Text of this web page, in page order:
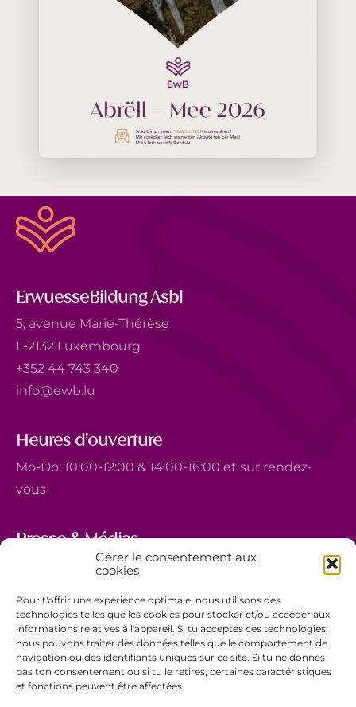
Gérer le consentement aux
cookies
Pour t'offrir une expérience optimale, nous utilisons des
technologies telles que les cookies pour stocker et/ou accéder aux
informations relatives à l'appareil. Si tu acceptes ces technologies,
nous pouvons traiter des données telles que le comportement de
navigation ou des identifiants uniques sur ce site. Si tu ne donnes
pas ton consentement ou si tu le retires, certaines caractéristiques
et fonctions peuvent être affectées.
ErwuesseBildung Asbl
5, avenue Marie-Thérèse
L-2132 Luxembourg
+352 44 743 340
info@ewb.lu
Heures d'ouverture
Mo-Do: 10:00-12:00 & 14:00-16:00 et sur rendez-
vous
Presse & Médias
5, avenue Marie-Thérèse
+352 44 743 340
comm@ewb.lu
Faire un don